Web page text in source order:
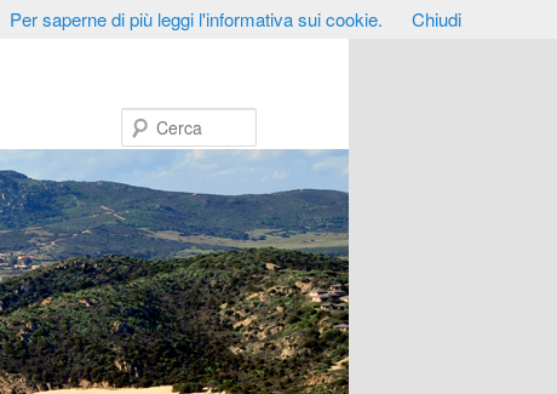
Per saperne di più leggi l'informativa sui cookie. Chiudi